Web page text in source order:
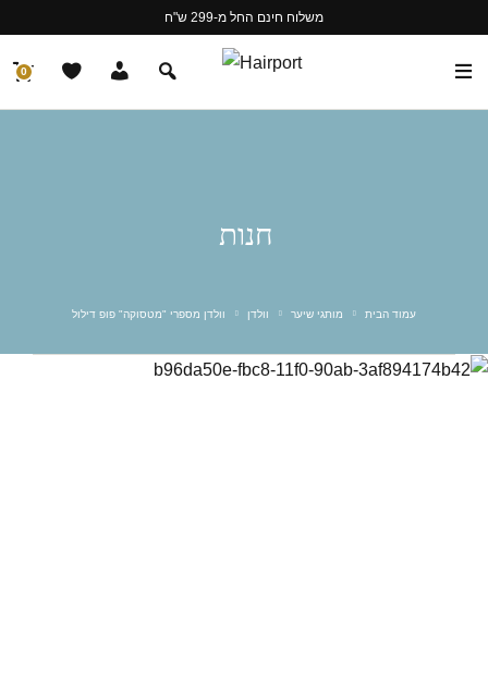
משלוח חינם החל מ-299 ש"ח
0
חנות
עמוד הבית מותגי שיער וולדן וולדן מספרי "מטסוקה" פופ דילול